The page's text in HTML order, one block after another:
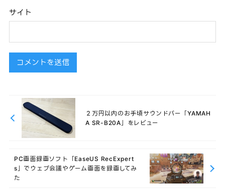
サイト
２万円以内のお手頃サウンドバー「YAMAH
A SR-B20A」をレビュー
PC画面録画ソフト「EaseUS RecExpert
s」でウェブ会議やゲーム画面を録画してみ
た